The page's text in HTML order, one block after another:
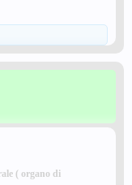
( organo di